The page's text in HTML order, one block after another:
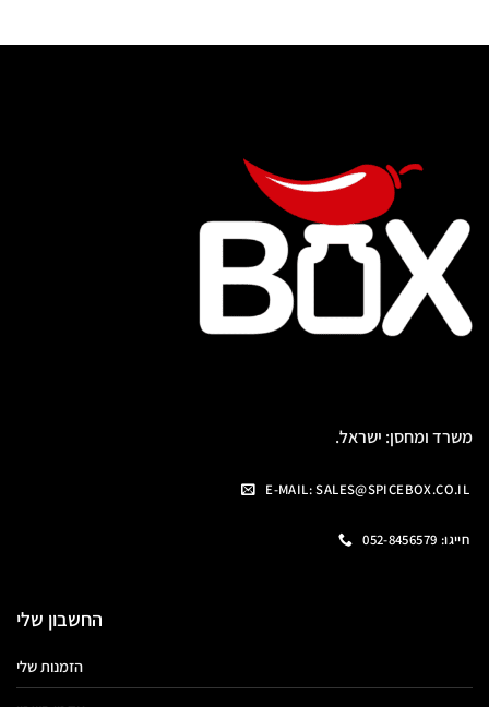
משרד ומחסן: ישראל.
E-MAIL: SALES@SPICEBOX.CO.IL
חייגו: 052-8456579
החשבון שלי
הזמנות שלי